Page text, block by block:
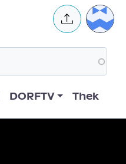
User
DORFTV Thek